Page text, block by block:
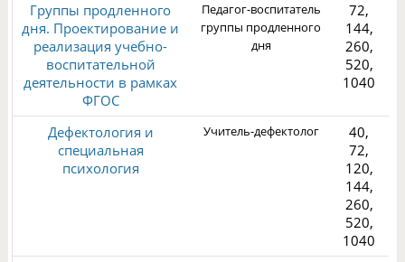
Группы продленного
дня. Проектирование и
реализация учебно-
воспитательной
деятельности в рамках
ФГОС
Педагог-воспитатель
группы продленного
дня
72,
144,
260,
520,
1040
Дефектология и
специальная
психология
Учитель-дефектолог
40,
72,
120,
144,
260,
520,
1040